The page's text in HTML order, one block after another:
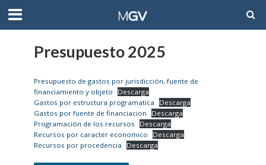
Presupuesto 2025
Presupuesto de gastos por jurisdicción, fuente de
financiamiento y objeto
Descarga
Gastos por estructura programatica
Descarga
Gastos por fuente de financiacion
Descarga
Programación de los recursos
Descarga
Recursos por caracter economico
Descarga
Recursos por procedencia
Descarga